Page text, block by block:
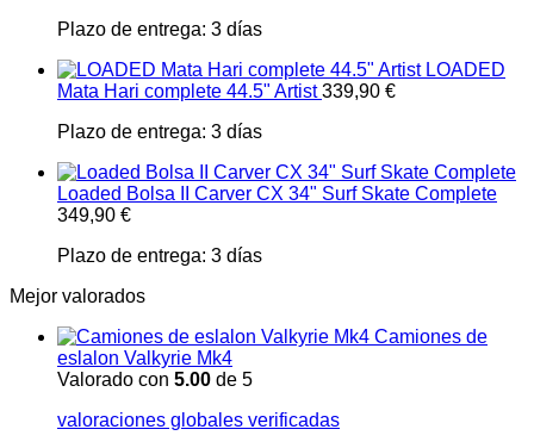
Plazo de entrega: 3 días
LOADED
Mata Hari complete 44.5" Artist 339,90 €
Plazo de entrega: 3 días
Loaded Bolsa II Carver CX 34" Surf Skate Complete
349,90 €
Plazo de entrega: 3 días
Mejor valorados
Camiones de
eslalon Valkyrie Mk4
Valorado con 5.00 de 5
valoraciones globales verificadas